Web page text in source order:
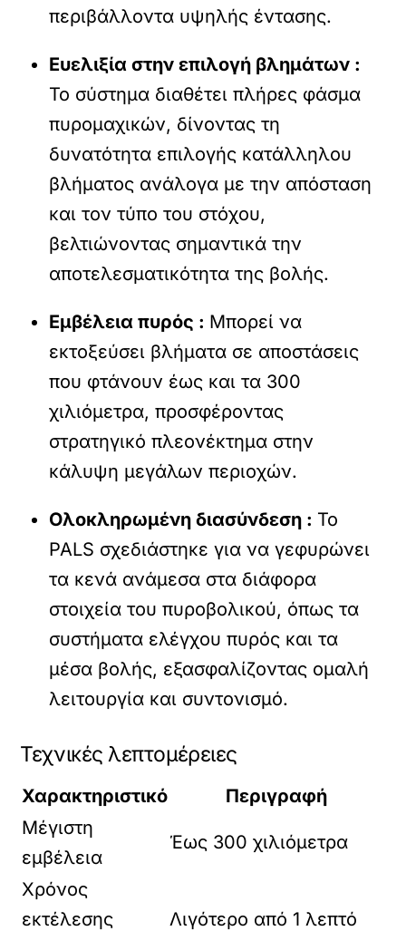
περιβάλλοντα υψηλής έντασης.
Ευελιξία στην επιλογή βλημάτων :
Το σύστημα διαθέτει πλήρες φάσμα
πυρομαχικών, δίνοντας τη
δυνατότητα επιλογής κατάλληλου
βλήματος ανάλογα με την απόσταση
και τον τύπο του στόχου,
βελτιώνοντας σημαντικά την
αποτελεσματικότητα της βολής.
Εμβέλεια πυρός : Μπορεί να
εκτοξεύσει βλήματα σε αποστάσεις
που φτάνουν έως και τα 300
χιλιόμετρα, προσφέροντας
στρατηγικό πλεονέκτημα στην
κάλυψη μεγάλων περιοχών.
Ολοκληρωμένη διασύνδεση : Το
PALS σχεδιάστηκε για να γεφυρώνει
τα κενά ανάμεσα στα διάφορα
στοιχεία του πυροβολικού, όπως τα
συστήματα ελέγχου πυρός και τα
μέσα βολής, εξασφαλίζοντας ομαλή
λειτουργία και συντονισμό.
Τεχνικές λεπτομέρειες
Χαρακτηριστικό
Περιγραφή
Μέγιστη
εμβέλεια
Έως 300 χιλιόμετρα
Χρόνος
εκτέλεσης
Λιγότερο από 1 λεπτό